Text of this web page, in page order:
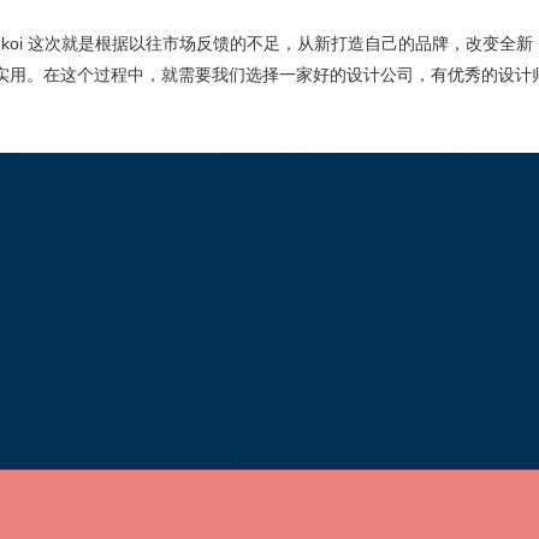
这次就是根据以往市场反馈的不足，从新打造自己的品牌，改变全新
。在这个过程中，就需要我们选择一家好的设计公司，有优秀的设计